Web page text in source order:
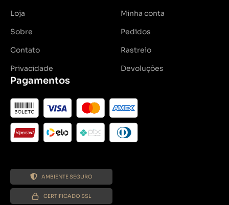
Loja
Sobre
Contato
Privacidade
Minha conta
Pedidos
Rastreio
Devoluções
Pagamentos
AMBIENTE SEGURO
CERTIFICADO SSL